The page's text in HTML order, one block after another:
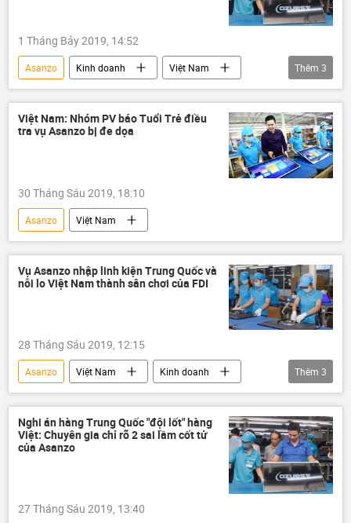
1 Tháng Bảy 2019, 14:52
Asanzo Kinh doanh
Việt Nam
hàng việt
made in vietnam
Trung Quốc
Thêm 3
Việt Nam: Nhóm PV báo Tuổi Trẻ điều
tra vụ Asanzo bị đe dọa
30 Tháng Sáu 2019, 18:10
Asanzo Việt Nam
Vụ Asanzo nhập linh kiện Trung Quốc và
nỗi lo Việt Nam thành sân chơi của FDI
28 Tháng Sáu 2019, 12:15
Asanzo Việt Nam
Kinh doanh
made in vietnam
linh kiện
Trung Quốc
Thêm 3
Nghi án hàng Trung Quốc "đội lốt" hàng
Việt: Chuyên gia chỉ rõ 2 sai lầm cốt tử
của Asanzo
27 Tháng Sáu 2019, 13:40